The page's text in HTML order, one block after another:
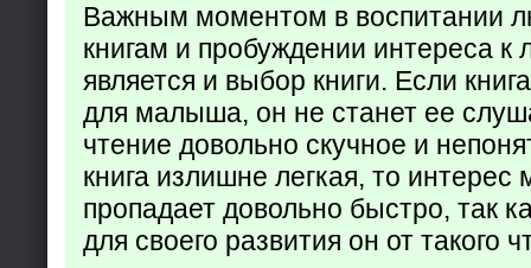
Важным моментом в воспитании
книгам и пробуждении интереса к
является и выбор книги. Если
для малыша, он не станет ее
чтение довольно скучное и
книга излишне легкая, то
пропадает довольно быстро, так
для своего развития он от такого